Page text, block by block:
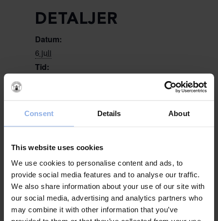
Consent Details About
This website uses cookies
We use cookies to personalise content and ads, to
provide social media features and to analyse our traffic.
We also share information about your use of our site with
our social media, advertising and analytics partners who
may combine it with other information that you’ve
DETALJER
Datum:
6 juli
Tid:
, Familjeaktivitet
Webbplats:
www.campingkul.se
ARRANGÖR
Campingkul